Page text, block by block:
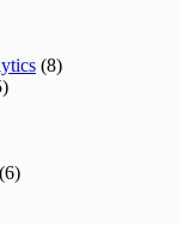
(8)
(6)